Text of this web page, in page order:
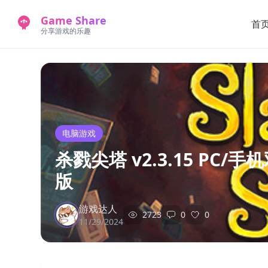
Game Share
分享游戏的乐趣
首
电脑游戏
杀戮尖塔 v2.3.15 PC/手
版
游戏达人
11/29/2024
2723 0 0